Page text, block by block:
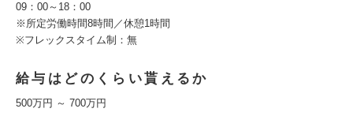
09：00～18：00
※所定労働時間8時間／休憩1時間
※フレックスタイム制：無
給与はどのくらい貰えるか
500万円 ～ 700万円